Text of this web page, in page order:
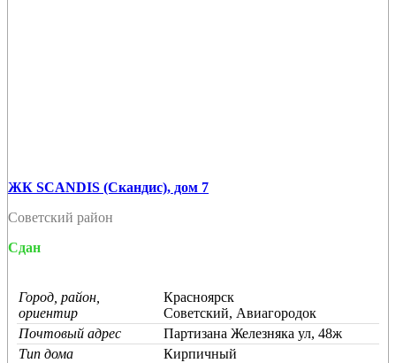
ЖК SCANDIS (Скандис), дом 7
Советский район
Сдан
Город, район,
ориентир
Красноярск
Советский, Авиагородок
Почтовый адрес
Партизана Железняка ул, 48ж
Тип дома
Кирпичный